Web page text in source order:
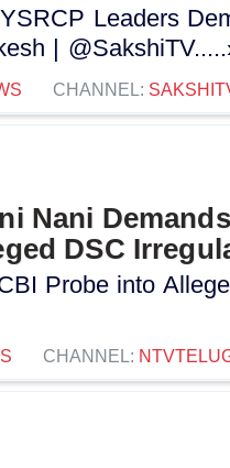
Leaders
|
CHANNEL:
Nani
DSC
Probe into
CHANNEL: